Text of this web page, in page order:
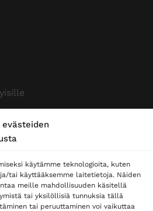
käytämme teknologioita, kuten
tai käyttääksemme laitetietoja. Näiden
meille mahdollisuuden käsitellä
tai yksilöllisiä tunnuksia tällä
tai peruuttaminen voi vaikuttaa